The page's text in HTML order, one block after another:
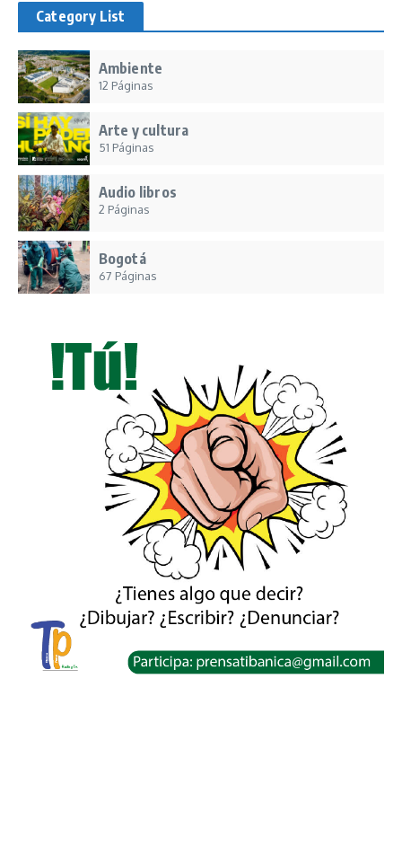
Category List
Ambiente
12 Páginas
Arte y cultura
51 Páginas
Audio libros
2 Páginas
Bogotá
67 Páginas